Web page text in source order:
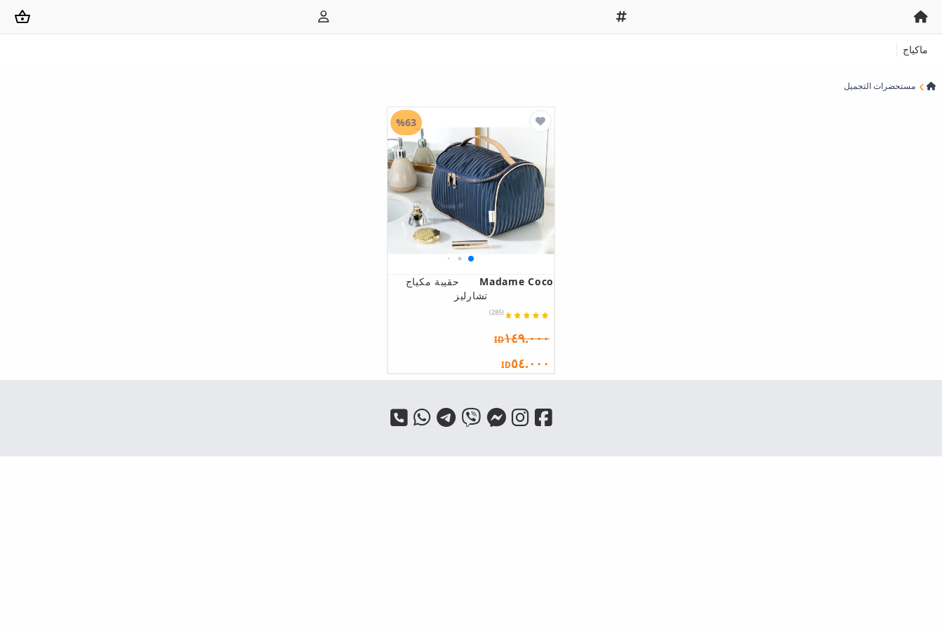
ماكياج
مستحضرات التجميل
Madame Coco
حقيبة مكياج
تشارليز
(285)
ID١٤٩.٠٠٠
ID٥٤.٠٠٠
%63